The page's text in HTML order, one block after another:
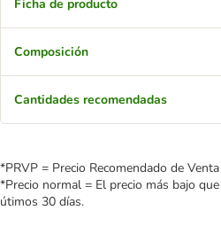
Ficha de producto
Composición
Cantidades recomendadas
*PRVP = Precio Recomendado de
*Precio normal = El precio más bajo
útimos 30 días.